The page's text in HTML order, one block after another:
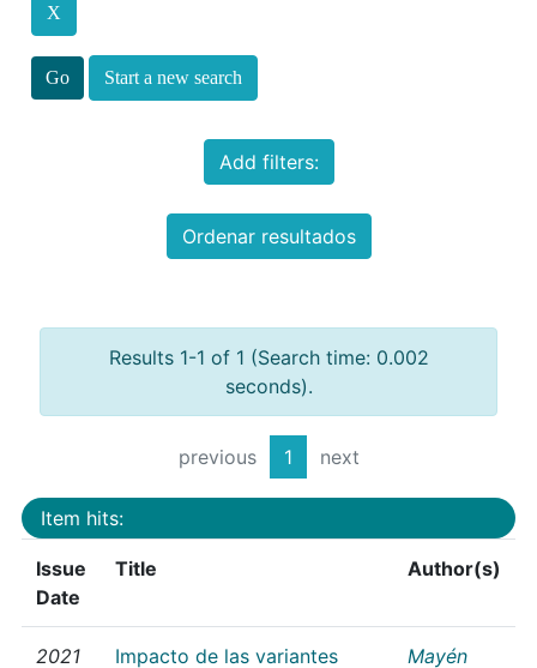
Start a new search
Add filters:
Ordenar resultados
Results 1-1 of 1 (Search time: 0.002
seconds).
previous 1 next
Item hits:
Issue
Date
Title Author(s)
2021
Impacto de las variantes
Mayén